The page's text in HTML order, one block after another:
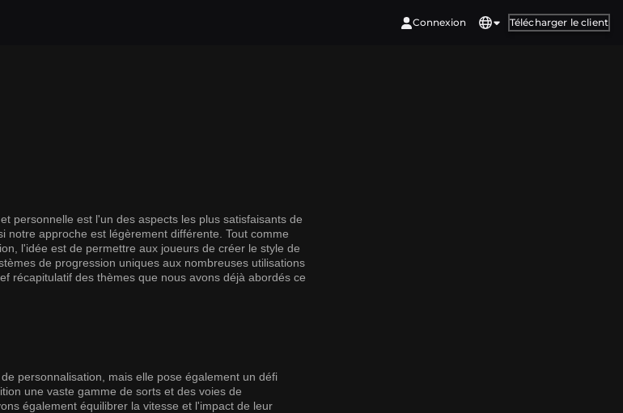
Connexion Télécharger le client
personnelle est l'un des aspects les plus satisfaisants de
si notre approche est légèrement différente. Tout comme
l'idée est de permettre aux joueurs de créer le style de
de progression uniques aux nombreuses utilisations
récapitulatif des thèmes que nous avons déjà abordés ce
personnalisation, mais elle pose également un défi
une vaste gamme de sorts et des voies de
également équilibrer la vitesse et l'impact de leur